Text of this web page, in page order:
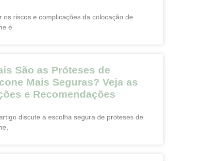
os riscos e complicações da colocação de
é
São as Próteses de
Mais Seguras? Veja as
e Recomendações
discute a escolha segura de próteses de